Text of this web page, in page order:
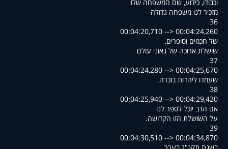
וכבודו, כידוע, שם המשפחה שלו
מזכיר לנו משפחה גדולה
36
00:04:20,710 --> 00:04:24,260
.של חכמים וסופרים
שושלת ארוכה של גאוני עולם
37
00:04:24,280 --> 00:04:25,670
.שעמדו ליהדות בוכרה
38
00:04:25,940 --> 00:04:29,420
אם הרב יוכל לספר לנו
.על השושלת הזו הקדושה
39
00:04:30,510 --> 00:04:34,870
,בשנת תקנ"ג בערך